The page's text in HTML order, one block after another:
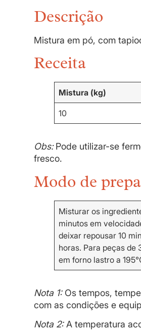
Descrição
Mistura em pó, com
Receita
Mistura (kg)
10
Obs: Pode utilizar-se
fresco.
Modo de
Misturar os
minutos em
deixar repousar 10
horas. Para peças de
em forno lastro a
Nota 1:Os tempos,
com as condições e
Nota 2:A temperatura